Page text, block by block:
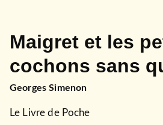
Maigret et les
cochons sans
Georges Simenon
Le Livre de Poche